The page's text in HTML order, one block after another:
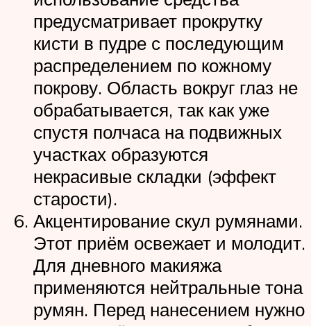
предусматривает прокрутку
кисти в пудре с последующим
распределением по кожному
покрову. Область вокруг глаз не
обрабатывается, так как уже
спустя полчаса на подвижных
участках образуются
некрасивые складки (эффект
старости).
Акцентирование скул румянами.
Этот приём освежает и молодит.
Для дневного макияжа
применяются нейтральные тона
румян. Перед нанесением нужно